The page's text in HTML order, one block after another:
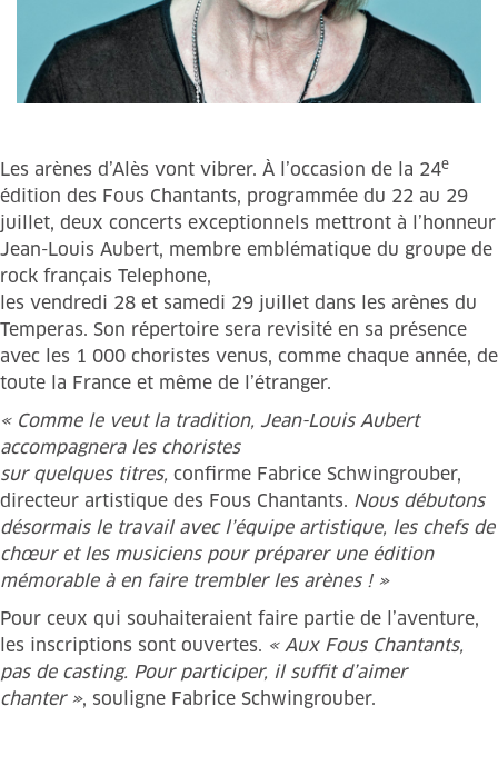
Les arènes d’Alès vont vibrer. À l’occasion de la 24e
édition des Fous Chantants, programmée du 22 au 29
juillet, deux concerts exceptionnels mettront à l’honneur
Jean-Louis Aubert, membre emblématique du groupe de
rock français Telephone,
les vendredi 28 et samedi 29 juillet dans les arènes du
Temperas. Son répertoire sera revisité en sa présence
avec les 1 000 choristes venus, comme chaque année, de
toute la France et même de l’étranger.
« Comme le veut la tradition, Jean-Louis Aubert
accompagnera les choristes
sur quelques titres, confirme Fabrice Schwingrouber,
directeur artistique des Fous Chantants. Nous débutons
désormais le travail avec l’équipe artistique, les chefs de
chœur et les musiciens pour préparer une édition
mémorable à en faire trembler les arènes ! »
Pour ceux qui souhaiteraient faire partie de l’aventure,
les inscriptions sont ouvertes. « Aux Fous Chantants,
pas de casting. Pour participer, il suffit d’aimer
chanter », souligne Fabrice Schwingrouber.